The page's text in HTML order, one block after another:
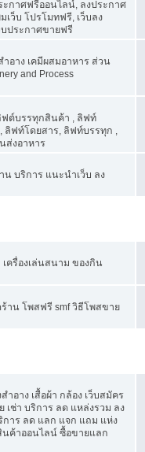
ะกาศฟรีออนไลน์, ลงประกาศ
ว็บ โปรโมทฟรี, เว็บลง
ประกาศขายฟรี
อาง เคมีผสมอาหาร ส่วน
and Process
ต์บรรทุกสินค้า , ลิฟท์
ฟท์โดยสาร, ลิฟท์บรรทุก ,
ส่งอาหาร
บริการ แนะนำเว็บ ลง
ครื่องเล่นสนาม ของกิน
าน โพสฟรี smf วิธีโพสขาย
ำอาง เสื้อผ้า กล้อง เว็บสมัคร
ช่า บริการ ลด แหล่งรวม ลง
าร ลด แลก แจก แถม แห่ง
นค้าออนไลน์ ซื้อขายแลก